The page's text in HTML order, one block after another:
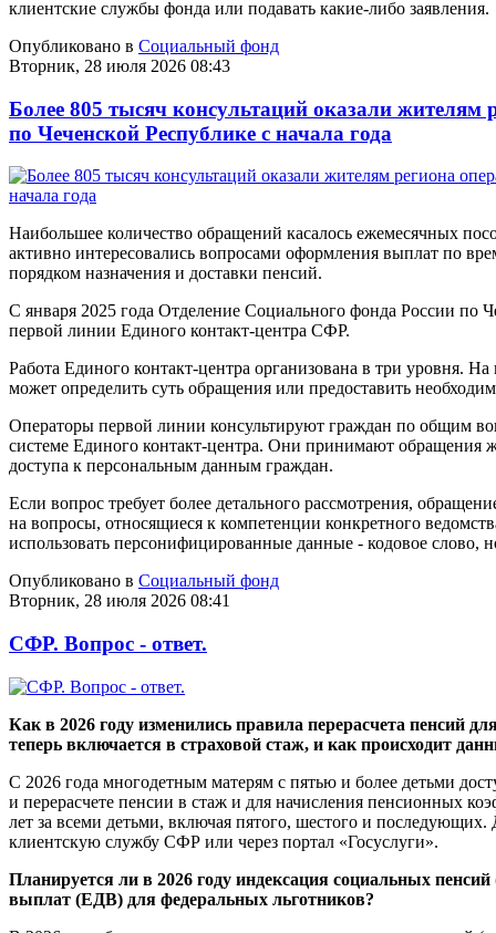
клиентские службы фонда или подавать какие-либо заявления.
Опубликовано в Социальный фонд
Вторник, 28 июля 2026 08:43
Более 805 тысяч консультаций оказали
по Чеченской Республике с начала года
Наибольшее количество обращений касалось ежемесячных
активно интересовались вопросами оформления выплат по
порядком назначения и доставки пенсий.
С января 2025 года Отделение Социального фонда России по
первой линии Единого контакт-центра СФР.
Работа Единого контакт-центра организована в три уровня.
может определить суть обращения или предоставить
Операторы первой линии консультируют граждан по общим
системе Единого контакт-центра. Они принимают
доступа к персональным данным граждан.
Если вопрос требует более детального рассмотрения,
на вопросы, относящиеся к компетенции конкретного
использовать персонифицированные данные - кодовое
Опубликовано в Социальный фонд
Вторник, 28 июля 2026 08:41
СФР. Вопрос - ответ.
Как в 2026 году изменились правила перерасчета пенсий
теперь включается в страховой стаж, и как происходит
С 2026 года многодетным матерям с пятью и более детьми
и перерасчете пенсии в стаж и для начисления пенсионных
лет за всеми детьми, включая пятого, шестого и последующих.
клиентскую службу СФР или через портал «Госуслуги».
Планируется ли в 2026 году индексация социальных
выплат (ЕДВ) для федеральных льготников?